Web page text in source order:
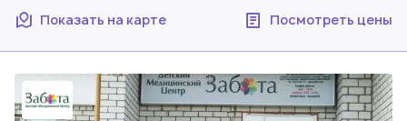
Показать на карте Посмотреть цены